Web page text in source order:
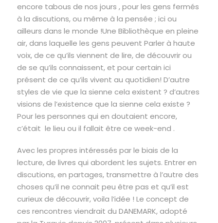
encore tabous de nos jours , pour les gens fermés
à la discutions, ou même à la pensée ; ici ou
ailleurs dans le monde !Une Bibliothèque en pleine
air, dans laquelle les gens peuvent Parler à haute
voix, de ce qu’ils viennent de lire, de découvrir ou
de se qu’ils connaissent, et pour certain ici
présent de ce qu’ils vivent au quotidien! D’autre
styles de vie que la sienne cela existent ? d’autres
visions de l’existence que la sienne cela existe ?
Pour les personnes qui en doutaient encore,
c’était le lieu ou il fallait être ce week-end .
Avec les propres intéressés par le biais de la
lecture, de livres qui abordent les sujets. Entrer en
discutions, en partages, transmettre à l’autre des
choses qu’il ne connait peu être pas et qu’il est
curieux de découvrir, voila l’idée ! Le concept de
ces rencontres viendrait du DANEMARK, adopté